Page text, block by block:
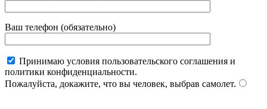
Ваш телефон (обязательно)
Принимаю условия пользовательского соглашения и
политики конфиденциальности.
Пожалуйста, докажите, что вы человек, выбрав самолет.